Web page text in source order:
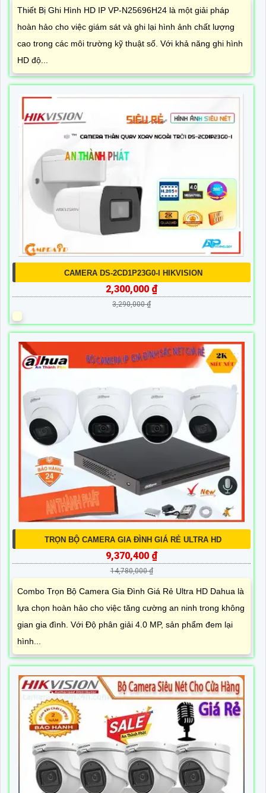
Thiết Bị Ghi Hình HD IP VP-N25696H24 là một giải pháp
hoàn hảo cho việc giám sát và ghi lại hình ảnh chất lượng
cao trong các môi trường kỹ thuật số. Với khả năng ghi hình
HD độ...
CAMERA DS-2CD1P23G0-I HIKVISION
2,300,000 ₫
3,290,000 ₫
TRỌN BỘ CAMERA GIA ĐÌNH GIÁ RẺ ULTRA HD
9,370,400 ₫
14,780,000 ₫
Combo Trọn Bộ Camera Gia Đình Giá Rẻ Ultra HD Dahua là
lựa chọn hoàn hảo cho việc tăng cường an ninh trong không
gian gia đình. Với Độ phân giải 4.0 MP, sản phẩm đem lại
hình...